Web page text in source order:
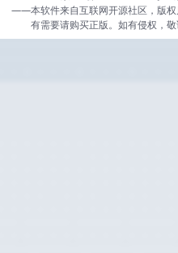
——本软件来自互联网开源社区，版权
有需要请购买正版。如有侵权，